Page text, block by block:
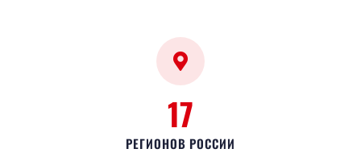
17
РЕГИОНОВ РОССИИ